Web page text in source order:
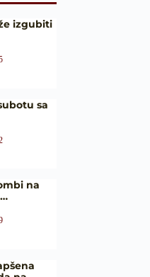
izgubiti
sa
na